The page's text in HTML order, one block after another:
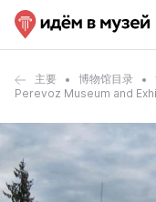
主要 博物馆目录
Perevoz Museum and